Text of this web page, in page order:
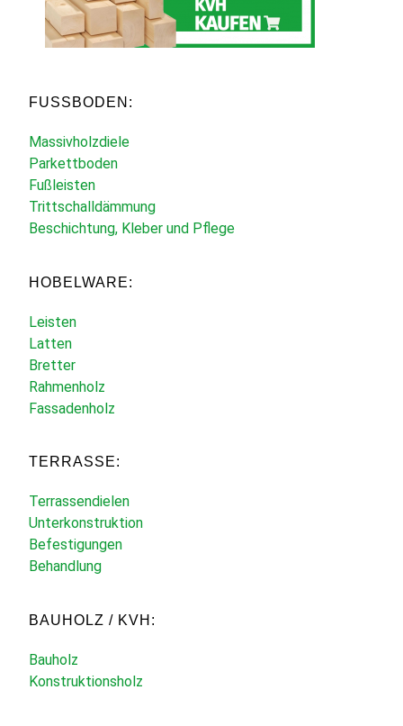
FUSSBODEN:
Massivholzdiele
Parkettboden
Fußleisten
Trittschalldämmung
Beschichtung, Kleber und Pflege
HOBELWARE:
Leisten
Latten
Bretter
Rahmenholz
Fassadenholz
TERRASSE:
Terrassendielen
Unterkonstruktion
Befestigungen
Behandlung
BAUHOLZ / KVH:
Bauholz
Konstruktionsholz